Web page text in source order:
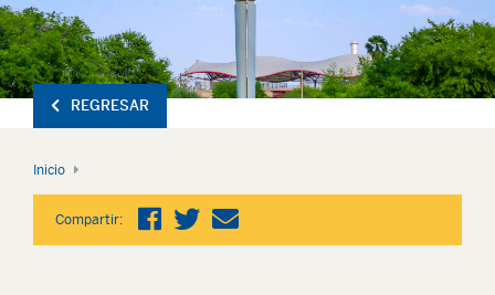
REGRESAR
Inicio
Compartir: